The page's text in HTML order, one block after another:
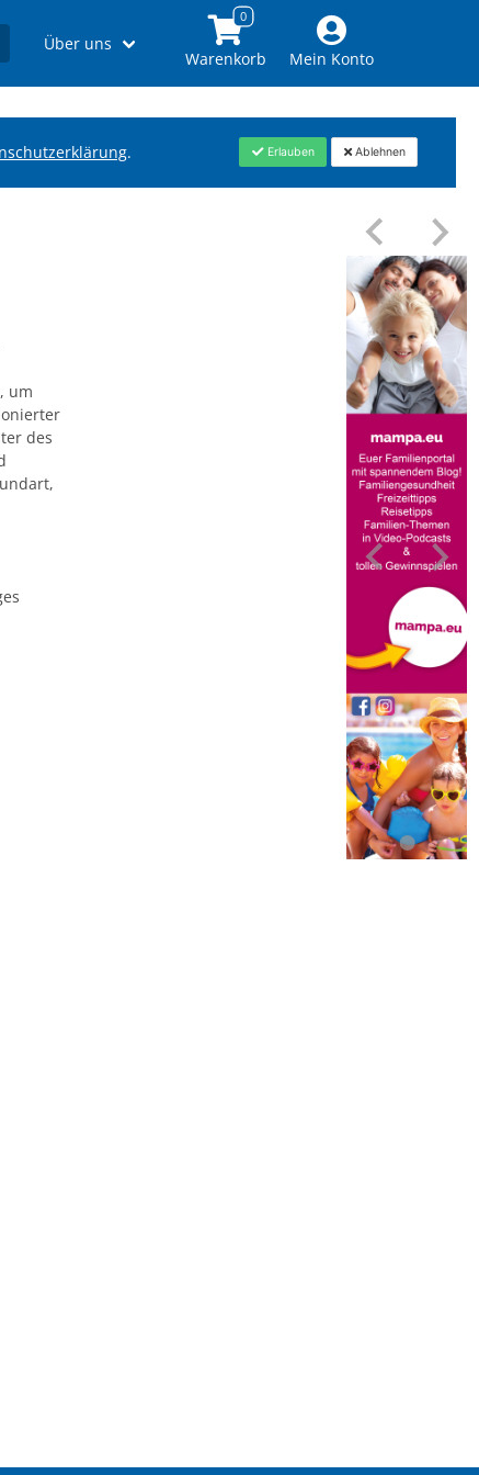
Über uns
Warenkorb Mein Konto
. Erlauben Ablehnen
um
des